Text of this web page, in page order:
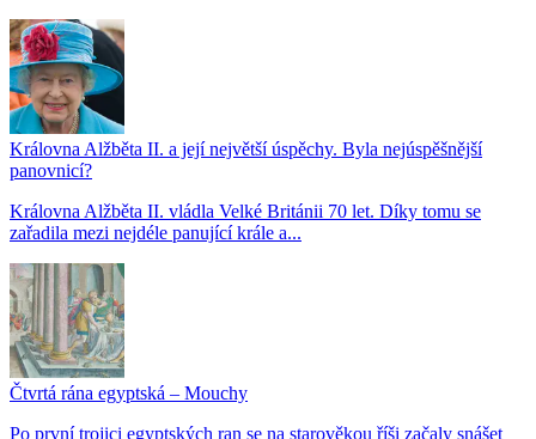
Královna Alžběta II. a její největší úspěchy. Byla nejúspěšnější
panovnicí?
Královna Alžběta II. vládla Velké Británii 70 let. Díky tomu se
zařadila mezi nejdéle panující krále a...
Čtvrtá rána egyptská – Mouchy
Po první trojici egyptských ran se na starověkou říši začaly snášet